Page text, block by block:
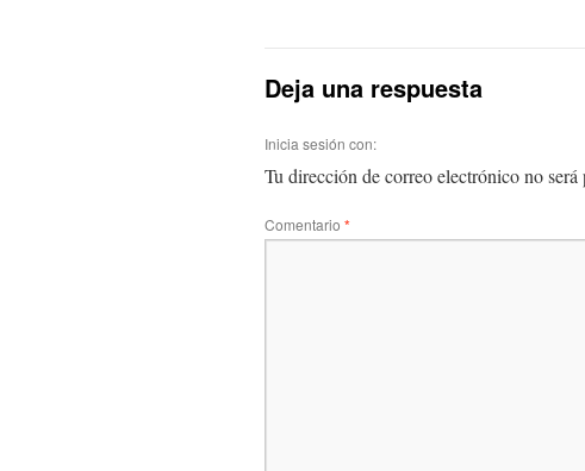
Deja una respuesta
Inicia sesión con:
Tu dirección de correo electrónico no será
Comentario *